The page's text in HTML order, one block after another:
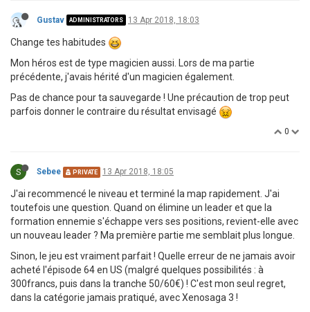
Gustav ADMINISTRATORS 13 Apr 2018, 18:03
Change tes habitudes
Mon héros est de type magicien aussi. Lors de ma partie
précédente, j'avais hérité d'un magicien également.
Pas de chance pour ta sauvegarde ! Une précaution de trop peut
parfois donner le contraire du résultat envisagé
0
S Sebee PRIVATE 13 Apr 2018, 18:05
J'ai recommencé le niveau et terminé la map rapidement. J'ai
toutefois une question. Quand on élimine un leader et que la
formation ennemie s'échappe vers ses positions, revient-elle avec
un nouveau leader ? Ma première partie me semblait plus longue.
Sinon, le jeu est vraiment parfait ! Quelle erreur de ne jamais avoir
acheté l'épisode 64 en US (malgré quelques possibilités : à
300francs, puis dans la tranche 50/60€) ! C'est mon seul regret,
dans la catégorie jamais pratiqué, avec Xenosaga 3 !